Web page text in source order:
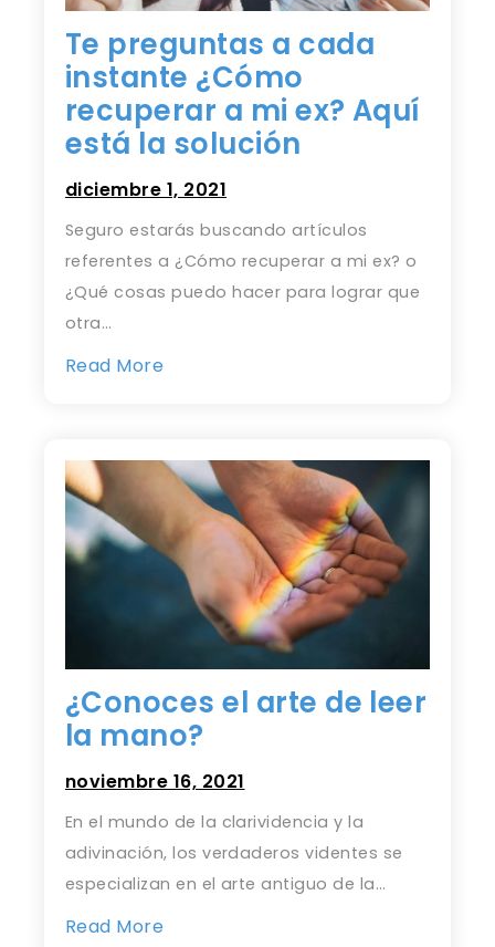
Te preguntas a cada
instante ¿Cómo
recuperar a mi ex? Aquí
está la solución
diciembre 1, 2021
Seguro estarás buscando artículos
referentes a ¿Cómo recuperar a mi ex? o
¿Qué cosas puedo hacer para lograr que
otra…
Read More
¿Conoces el arte de leer
la mano?
noviembre 16, 2021
En el mundo de la clarividencia y la
adivinación, los verdaderos videntes se
especializan en el arte antiguo de la…
Read More